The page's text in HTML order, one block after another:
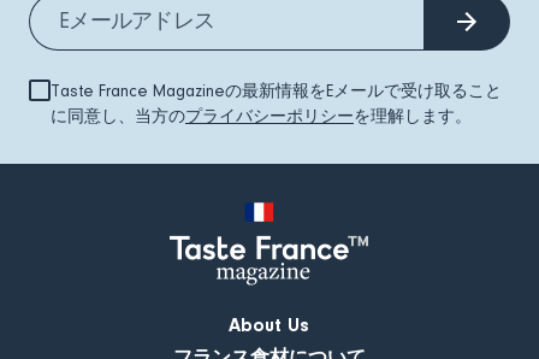
Taste France Magazineの最新情報をEメールで受け取ること
に同意し、当方のプライバシーポリシーを理解します。
About Us